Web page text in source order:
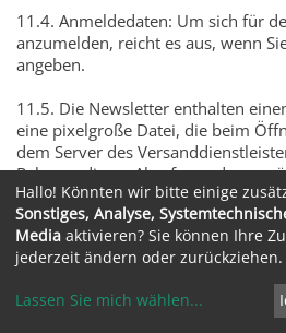
11.4. Anmeldedaten: Um sich für
anzumelden, reicht es aus, wenn
angeben.
11.5. Die Newsletter enthalten
eine pixelgroße Datei, die beim
dem Server des
Rahmen dieses Abrufs werden
Informationen, wie Informationen
System, als auch Ihre IP-Adresse
erhoben. Diese Informationen
Verbesserung der Services anhand
oder der Zielgruppen und ihres
derer Abruforte (die mit Hilfe der
Hallo! Könnten wir bitte einige
Sonstiges, Analyse,
Media aktivieren? Sie können Ihre
jederzeit ändern oder zurückziehen.
Lassen Sie mich wählen...